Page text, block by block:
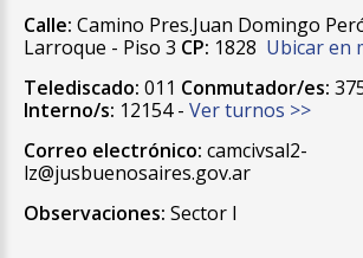
Calle: Camino Pres.Juan Domingo
Larroque - Piso 3 CP: 1828 Ubicar en
Telediscado: 011 Conmutador/es:
Interno/s: 12154 - Ver turnos >>
Correo electrónico: camcivsal2-
lz@jusbuenosaires.gov.ar
Observaciones: Sector I